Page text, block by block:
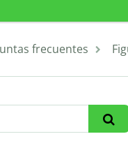
frecuentes